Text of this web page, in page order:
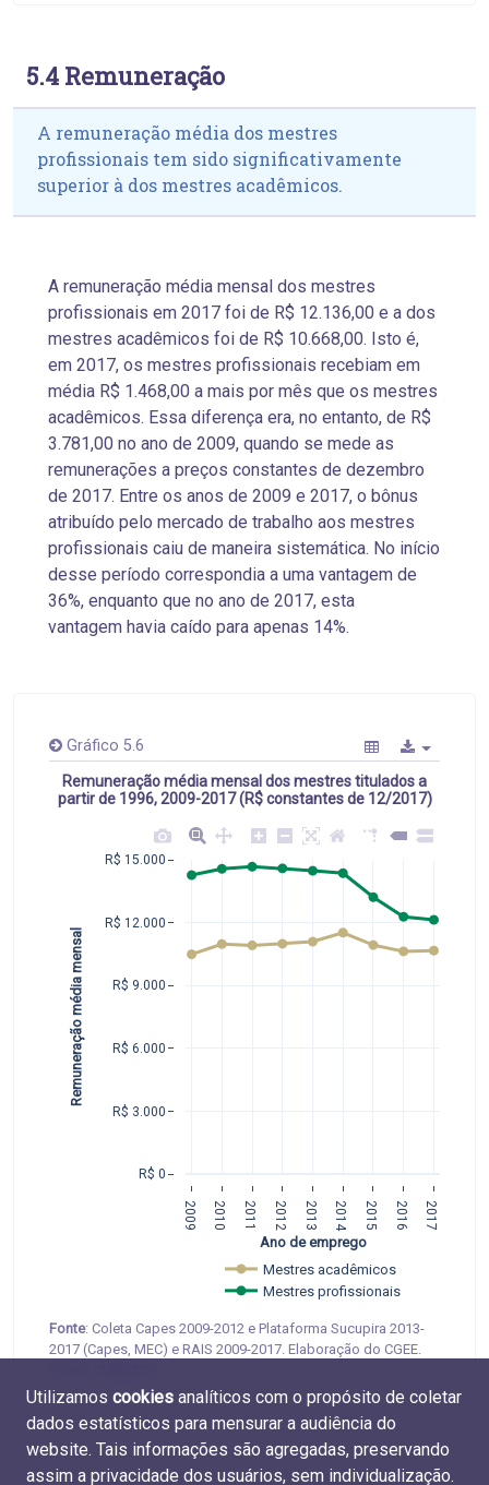
5.4 Remuneração
A remuneração média dos mestres
profissionais tem sido significativamente
superior à dos mestres acadêmicos.
A remuneração média mensal dos mestres
profissionais em 2017 foi de R$ 12.136,00 e a dos
mestres acadêmicos foi de R$ 10.668,00. Isto é,
em 2017, os mestres profissionais recebiam em
média R$ 1.468,00 a mais por mês que os mestres
acadêmicos. Essa diferença era, no entanto, de R$
3.781,00 no ano de 2009, quando se mede as
remunerações a preços constantes de dezembro
de 2017. Entre os anos de 2009 e 2017, o bônus
atribuído pelo mercado de trabalho aos mestres
profissionais caiu de maneira sistemática. No início
desse período correspondia a uma vantagem de
36%, enquanto que no ano de 2017, esta
vantagem havia caído para apenas 14%.
Gráfico 5.6
Remuneração média mensal dos mestres titulados a
partir de 1996, 2009-2017 (R$ constantes de 12/2017)
2009 2010 2011 2012 2013 2014 2015 2016 2017
R$ 0
R$ 3.000
R$ 6.000
R$ 9.000
R$ 12.000
R$ 15.000
Mestres acadêmicos
Mestres profissionais
Ano de emprego
Remuneração média mensal
Fonte: Coleta Capes 2009-2012 e Plataforma Sucupira 2013-
2017 (Capes, MEC) e RAIS 2009-2017. Elaboração do CGEE.
Utilizamos cookies analíticos com o propósito de coletar
dados estatísticos para mensurar a audiência do
website. Tais informações são agregadas, preservando
assim a privacidade dos usuários, sem individualização.